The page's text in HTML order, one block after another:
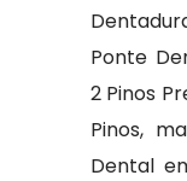
Ponte
2 Pinos
Pinos,
Dental